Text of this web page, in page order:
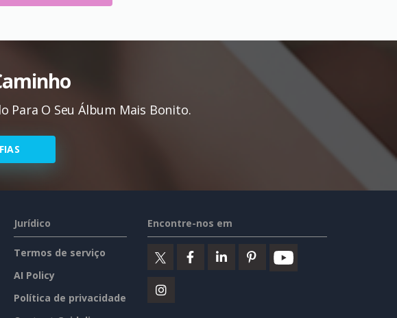
Para O Seu Álbum Mais Bonito.
Jurídico
Termos de serviço
AI Policy
Política de privacidade
Encontre-nos em